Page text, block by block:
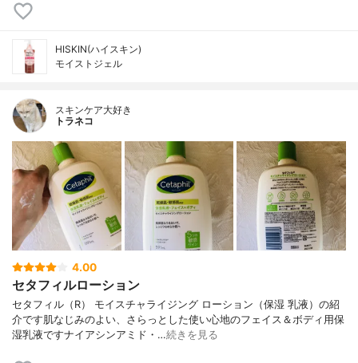
HISKIN(ハイスキン)
モイストジェル
スキンケア大好き
トラネコ
4.00
セタフィルローション
セタフィル（R） モイスチャライジング ローション（保湿 乳液）の紹
介です肌なじみのよい、さらっとした使い心地のフェイス＆ボディ用保
湿乳液ですナイアシンアミド・…続きを見る